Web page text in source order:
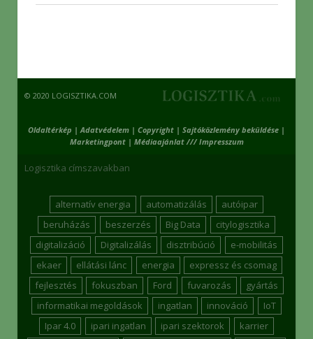
© 2020 LOGISZTIKA.COM
Oldaltérkép |Adatvédelem | Copyright | Sajtóközlemény beküldése |
Marketingpont| Médiaajánlat /// Impresszum
Logisztika címszavakban
alternatív energia automatizálás
autóipar
beruházás
beszerzés Big Data
citylogisztika
digitalizáció
Digitalizálás disztribúció
e-mobilitás
ekaer
ellátási lánc energia
expressz és csomag
fejlesztés
fokuszban Ford fuvarozás
gyártás
informatikai megoldások
ingatlan innováció
IoT
Ipar 4.0
ipari ingatlan ipari szektorok
karrier